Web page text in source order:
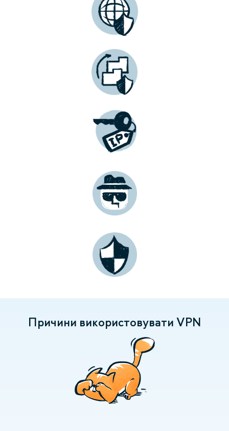
Причини використовувати VPN